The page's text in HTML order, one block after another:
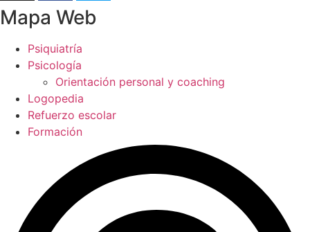
Mapa Web
Psiquiatría
Psicología
Orientación personal y coaching
Logopedia
Refuerzo escolar
Formación